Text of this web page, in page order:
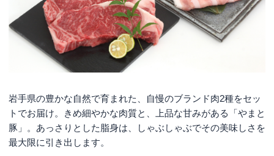
岩手県の豊かな自然で育まれた、自慢のブランド肉2種をセッ
トでお届け。きめ細やかな肉質と、上品な甘みがある「やまと
豚」。あっさりとした脂身は、しゃぶしゃぶでその美味しさを
最大限に引き出します。